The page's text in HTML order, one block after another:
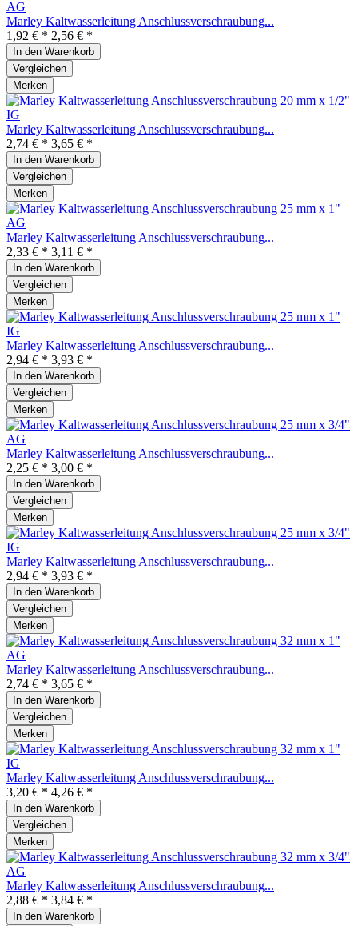
Marley Kaltwasserleitung Anschlussverschraubung...
1,92 € * 2,56 € *
In den Warenkorb
Vergleichen
Merken
Marley Kaltwasserleitung Anschlussverschraubung...
2,74 € * 3,65 € *
In den Warenkorb
Vergleichen
Merken
Marley Kaltwasserleitung Anschlussverschraubung...
2,33 € * 3,11 € *
In den Warenkorb
Vergleichen
Merken
Marley Kaltwasserleitung Anschlussverschraubung...
2,94 € * 3,93 € *
In den Warenkorb
Vergleichen
Merken
Marley Kaltwasserleitung Anschlussverschraubung...
2,25 € * 3,00 € *
In den Warenkorb
Vergleichen
Merken
Marley Kaltwasserleitung Anschlussverschraubung...
2,94 € * 3,93 € *
In den Warenkorb
Vergleichen
Merken
Marley Kaltwasserleitung Anschlussverschraubung...
2,74 € * 3,65 € *
In den Warenkorb
Vergleichen
Merken
Marley Kaltwasserleitung Anschlussverschraubung...
3,20 € * 4,26 € *
In den Warenkorb
Vergleichen
Merken
Marley Kaltwasserleitung Anschlussverschraubung...
2,88 € * 3,84 € *
In den Warenkorb